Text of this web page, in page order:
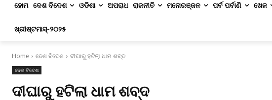
ହୋମ ଦେଶ ବିଦେଶ ଓଡିଶା ଅପରାଧ ରାଜନୀତି ମନୋରଞ୍ଜନ ପର୍ବ ପର୍ବାଣି ଖେଳ
ଖ୍ରୀଷ୍ଟମାସ୍‌-୨୦୨୫
Home ଦେଶ ବିଦେଶ ଦୀଘାରୁ ହଟିଲା ଧାମ ଶବ୍ଦ
ଦେଶ ବିଦେଶ
ଦୀଘାରୁ ହଟିଲା ଧାମ ଶବ୍ଦ